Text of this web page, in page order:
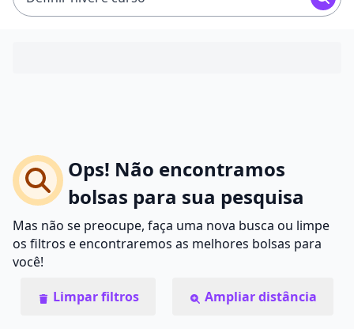
Ops! Não encontramos
bolsas para sua pesquisa
Mas não se preocupe, faça uma nova busca ou limpe
os filtros e encontraremos as melhores bolsas para
você!
Limpar filtros
Ampliar distância